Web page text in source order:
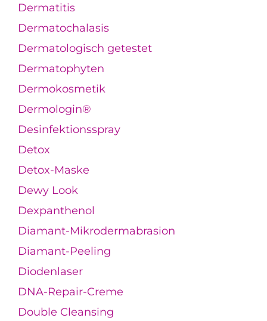
Dermatitis
Dermatochalasis
Dermatologisch getestet
Dermatophyten
Dermokosmetik
Dermologin®
Desinfektionsspray
Detox
Detox-Maske
Dewy Look
Dexpanthenol
Diamant-Mikrodermabrasion
Diamant-Peeling
Diodenlaser
DNA-Repair-Creme
Double Cleansing